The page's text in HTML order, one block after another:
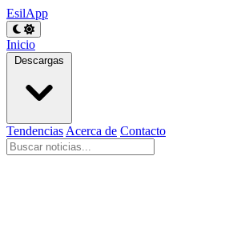
EsilApp
Inicio
Descargas
Tendencias Acerca de Contacto